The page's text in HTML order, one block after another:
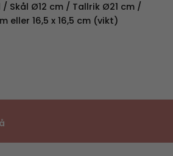
Skål Ø12 cm / Tallrik Ø21 cm /
eller 16,5 x 16,5 cm (vikt)